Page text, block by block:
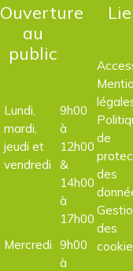
Ouverture
au
public
Lundi,
mardi,
jeudi et
vendredi
9h00
à
12h00
&
14h00
à
17h00
Mercredi 9h00
à
de
des
des